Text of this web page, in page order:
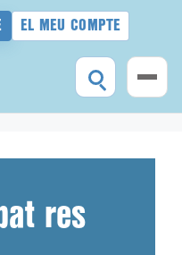
EL MEU COMPTE
res